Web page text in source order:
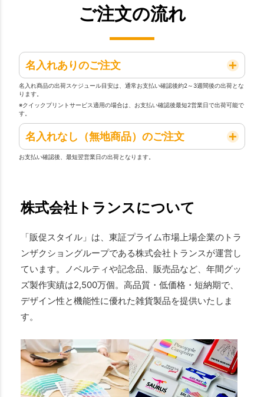
ご注文の流れ
名入れありのご注文
名入れ商品の出荷スケジュール目安は、通常お支払い確認後約2～3週間後の出荷とな
ります。
※クイックプリントサービス適用の場合は、お支払い確認後最短2営業日で出荷可能で
す。
名入れなし（無地商品）のご注文
お支払い確認後、最短翌営業日の出荷となります。
株式会社トランスについて
「販促スタイル」は、東証プライム市場上場企業のトラ
ンザクショングループである株式会社トランスが運営し
ています。ノベルティや記念品、販売品など、年間グッ
ズ製作実績は2,500万個。高品質・低価格・短納期で、
デザイン性と機能性に優れた雑貨製品を提供いたしま
す。